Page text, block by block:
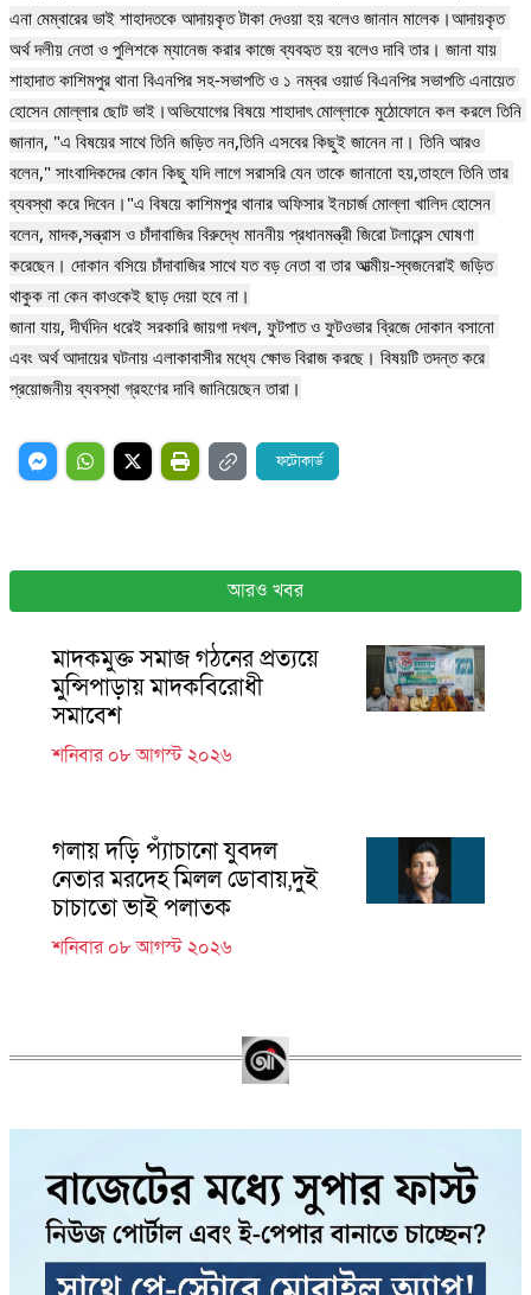
এনা মেম্বারের ভাই শাহাদতকে আদায়কৃত টাকা দেওয়া হয় বলেও জানান মালেক।আদায়কৃত
অর্থ দলীয় নেতা ও পুলিশকে ম্যানেজ করার কাজে ব্যবহৃত হয় বলেও দাবি তার। জানা যায়
শাহাদাত কাশিমপুর থানা বিএনপির সহ-সভাপতি ও ১ নম্বর ওয়ার্ড বিএনপির সভাপতি এনায়েত
হোসেন মোল্লার ছোট ভাই।অভিযোগের বিষয়ে শাহাদাৎ মোল্লাকে মুঠোফোনে কল করলে তিনি
জানান, "এ বিষয়ের সাথে তিনি জড়িত নন,তিনি এসবের কিছুই জানেন না। তিনি আরও
বলেন," সাংবাদিকদের কোন কিছু যদি লাগে সরাসরি যেন তাকে জানানো হয়,তাহলে তিনি তার
ব্যবস্থা করে দিবেন।"এ বিষয়ে কাশিমপুর থানার অফিসার ইনচার্জ মোল্লা খালিদ হোসেন
বলেন, মাদক,সন্ত্রাস ও চাঁদাবাজির বিরুদ্ধে মাননীয় প্রধানমন্ত্রী জিরো টলারেন্স ঘোষণা
করেছেন। দোকান বসিয়ে চাঁদাবাজির সাথে যত বড় নেতা বা তার আত্মীয়-স্বজনেরাই জড়িত
থাকুক না কেন কাওকেই ছাড় দেয়া হবে না।
জানা যায়, দীর্ঘদিন ধরেই সরকারি জায়গা দখল, ফুটপাত ও ফুটওভার ব্রিজে দোকান বসানো
এবং অর্থ আদায়ের ঘটনায় এলাকাবাসীর মধ্যে ক্ষোভ বিরাজ করছে। বিষয়টি তদন্ত করে
প্রয়োজনীয় ব্যবস্থা গ্রহণের দাবি জানিয়েছেন তারা।
ফটোকার্ড
আরও খবর
মাদকমুক্ত সমাজ গঠনের প্রত্যয়ে
মুন্সিপাড়ায় মাদকবিরোধী
সমাবেশ
শনিবার ০৮ আগস্ট ২০২৬
গলায় দড়ি প্যাঁচানো যুবদল
নেতার মরদেহ মিলল ডোবায়,দুই
চাচাতো ভাই পলাতক
শনিবার ০৮ আগস্ট ২০২৬